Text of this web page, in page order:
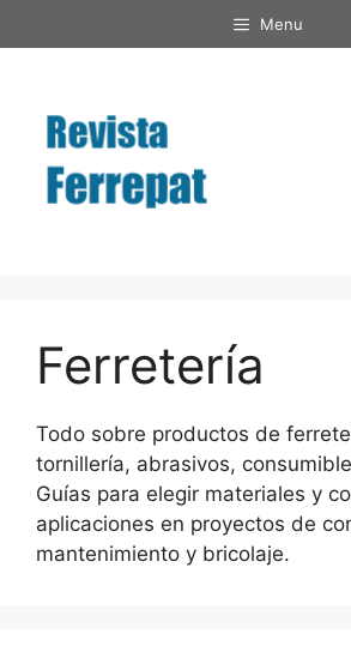
al
Menu
Ferretería
Todo sobre productos de
tornillería, abrasivos,
Guías para elegir materiales y
aplicaciones en proyectos de
mantenimiento y bricolaje.